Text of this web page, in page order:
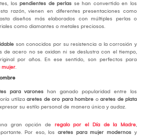
los pendientes de perlas se han convertido en los
razón, vienen en diferentes presentaciones como
diseños más elaborados con múltiples perlas o
como diamantes o metales preciosos.
son conocidos por su resistencia a la corrosión y
de acero no se oxidan ni se deslustra con el tiempo,
por años. En ese sentido, son perfectos para
mujer.
para varones han ganado popularidad entre los
utiliza aretes de oro para hombre o aretes de plata
su estilo personal de manera única y audaz.
gran opción de regalo por el Día de la Madre,
Por eso, los aretes para mujer modernos y